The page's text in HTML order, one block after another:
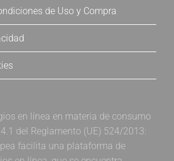
de Uso y Compra
en línea en materia de consumo
del Reglamento (UE) 524/2013:
facilita una plataforma de